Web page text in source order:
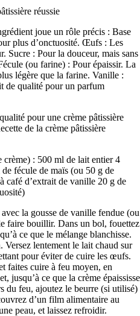
réussie
joue un rôle précis : Base
plus d’onctuosité. Œufs : Les
Sucre : Pour la douceur, mais sans
(ou farine) : Pour épaissir. La
légère que la farine. Vanille :
de qualité pour un parfum
pour une crème pâtissière
de la crème pâtissière
: 500 ml de lait entier 4
fécule de maïs (ou 50 g de
café d’extrait de vanille 20 g de
la gousse de vanille fendue (ou
faire bouillir. Dans un bol, fouettez
ce que le mélange blanchisse.
lentement le lait chaud sur
pour éviter de cuire les œufs.
faites cuire à feu moyen, en
jusqu’à ce que la crème épaississe
du feu, ajoutez le beurre (si utilisé)
d’un film alimentaire au
peau, et laissez refroidir.